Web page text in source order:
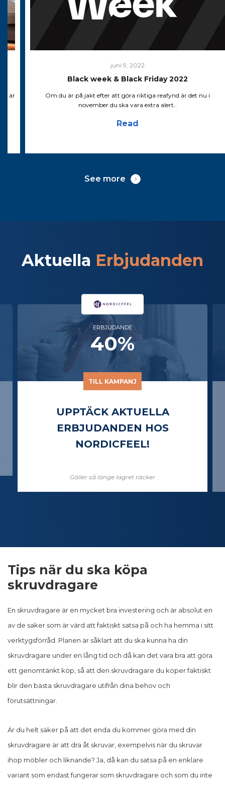
är
juni 9, 2022
Black week & Black Friday 2022
Om du är på jakt efter att göra riktiga reafynd är det nu i
november du ska vara extra alert..
Read
See more
Aktuella Erbjudanden
ERBJUDANDEN
40%
TILL KAMPANJ
UPPTÄCK AKTUELLA
ERBJUDANDEN HOS
PARFYM.SE
Gäller så länge lagret räcker
Tips när du ska köpa
skruvdragare
En skruvdragare är en mycket bra investering och är absolut en
av de saker som är värd att faktiskt satsa på och ha hemma i sitt
verktygsförråd. Planen är såklart att du ska kunna ha din
skruvdragare under en lång tid och då kan det vara bra att göra
ett genomtänkt köp, så att den skruvdragare du köper faktiskt
blir den bästa skruvdragare utifrån dina behov och
förutsättningar.
Är du helt säker på att det enda du kommer göra med din
skruvdragare är att dra åt skruvar, exempelvis när du skruvar
ihop möbler och liknande? Ja, då kan du satsa på en enklare
variant som endast fungerar som skruvdragare och som du inte